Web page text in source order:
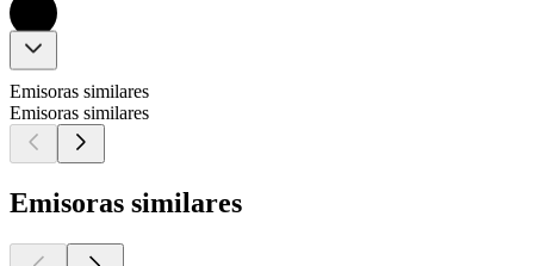
Emisoras similares
Emisoras similares
Emisoras similares